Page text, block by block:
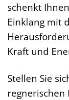
schenkt
Einklang mit
Kraft und
Stellen Sie
regnerischen